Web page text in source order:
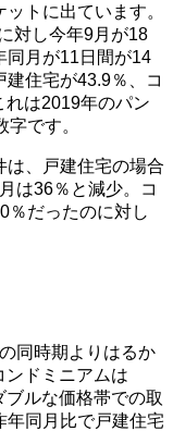
トに出ています。
対し今年9月が18
同月が11日間が14
住宅が43.9％、コ
れは2019年のパン
です。
は、戸建住宅の場合
は36％と減少。コ
％だったのに対し
同時期よりはるか
ンドミニアムは
ルな価格帯での取
年同月比で戸建住宅